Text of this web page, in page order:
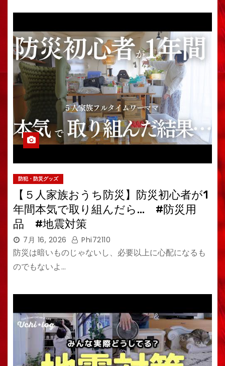
防犯・防災グッズ
【５人家族おうち防災】防災初心者が1
年間本気で取り組んだら… #防災用
品 #地震対策
7月 16, 2026 Phi72110
防災は暗いものじゃないし、必要以上に心配になるも
のでもないよ…